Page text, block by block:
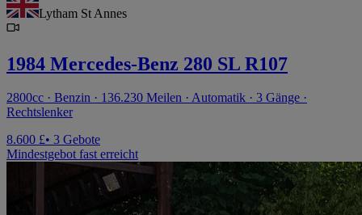
Lytham St Annes
1984 Mercedes-Benz 280 SL R107
2800cc · Benzin · 136.230 Meilen · Automatik · 3 Gänge ·
Rechtslenker
8.600 £• 3 Gebote
Mindestgebot fast erreicht